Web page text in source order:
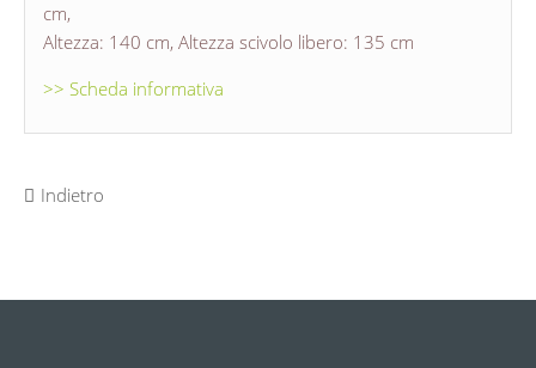
cm,
Altezza: 140 cm, Altezza scivolo libero: 135 cm
>> Scheda informativa
Indietro